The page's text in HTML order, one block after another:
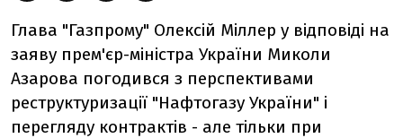
Глава "Газпрому" Олексій Міллер у відповіді на
заяву прем'єр-міністра України Миколи
Азарова погодився з перспективами
реструктуризації "Нафтогазу України" і
перегляду контрактів - але тільки при